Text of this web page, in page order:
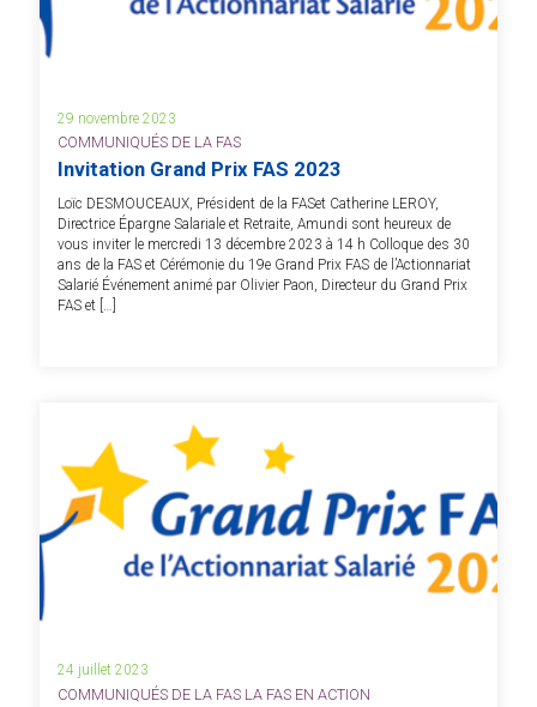
29 novembre 2023
COMMUNIQUÉS DE LA FAS
Invitation Grand Prix FAS 2023
Loïc DESMOUCEAUX, Président de la FASet Catherine LEROY,
Directrice Épargne Salariale et Retraite, Amundi sont heureux de
vous inviter le mercredi 13 décembre 2023 à 14 h Colloque des 30
ans de la FAS et Cérémonie du 19e Grand Prix FAS de l’Actionnariat
Salarié Événement animé par Olivier Paon, Directeur du Grand Prix
FAS et […]
24 juillet 2023
COMMUNIQUÉS DE LA FAS LA FAS EN ACTION